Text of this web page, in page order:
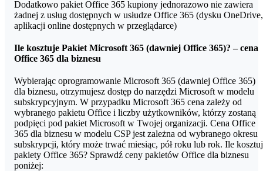
Dodatkowo pakiet Office 365 kupiony jednorazowo nie zawiera
żadnej z usług dostępnych w usłudze Office 365 (dysku OneDrive,
aplikacji online dostępnych w przeglądarce)
Ile kosztuje Pakiet Microsoft 365 (dawniej Office 365)? – cena
Office 365 dla biznesu
Wybierając oprogramowanie Microsoft 365 (dawniej Office 365)
dla biznesu, otrzymujesz dostęp do narzędzi Microsoft w modelu
subskrypcyjnym. W przypadku Microsoft 365 cena zależy od
wybranego pakietu Office i liczby użytkowników, którzy zostaną
podpięci pod pakiet Microsoft w Twojej organizacji. Cena Office
365 dla biznesu w modelu CSP jest zależna od wybranego okresu
subskrypcji, który może trwać miesiąc, pół roku lub rok. Ile
pakiety Office 365? Sprawdź ceny pakietów Office dla biznesu
poniżej: